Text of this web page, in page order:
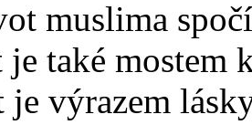
muslima
je také mostem
je výrazem